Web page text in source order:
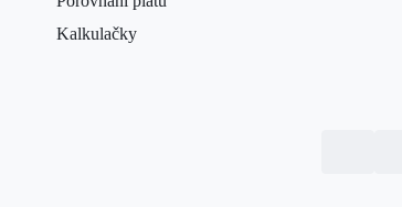
Kalkulačky